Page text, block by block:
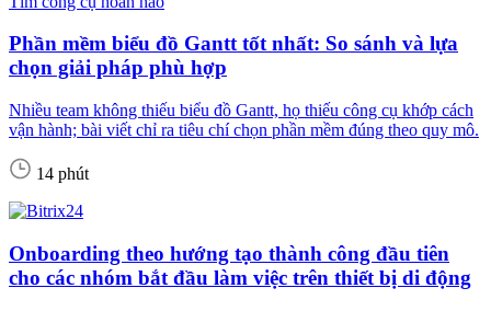
Phần mềm biểu đồ Gantt tốt nhất: So sánh và lựa
chọn giải pháp phù hợp
Nhiều team không thiếu biểu đồ Gantt, họ thiếu công cụ khớp cách
vận hành; bài viết chỉ ra tiêu chí chọn phần mềm đúng theo quy mô.
14 phút
Onboarding theo hướng tạo thành công đầu tiên
cho các nhóm bắt đầu làm việc trên thiết bị di động